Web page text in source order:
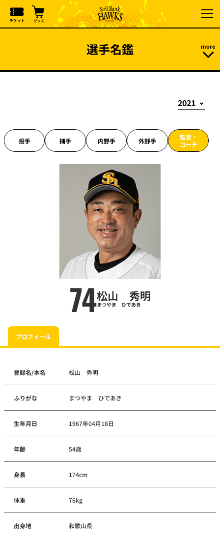
選手名鑑
投手 捕手 内野手 外野手
監督・
コーチ
74松山 秀明
まつやま ひであき
プロフィール
登録名/本名 松山 秀明
ふりがな まつやま ひであき
生年月日 1967年04月18日
年齢 54歳
身長 174cm
体重 76kg
出身地 和歌山県